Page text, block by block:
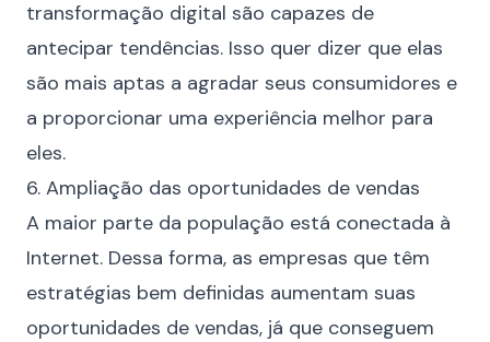
transformação digital são capazes de
antecipar tendências. Isso quer dizer que elas
são mais aptas a agradar seus consumidores e
a proporcionar uma experiência melhor para
eles.
6. Ampliação das oportunidades de vendas
A maior parte da população está conectada à
Internet. Dessa forma, as empresas que têm
estratégias bem definidas aumentam suas
oportunidades de vendas, já que conseguem